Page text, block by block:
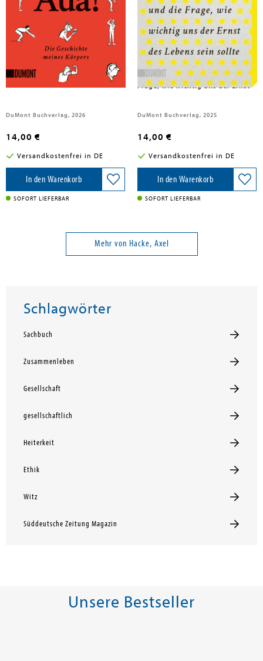
Hacke, Axel
Aua!
DuMont Buchverlag, 2026
14,00 €
Versandkostenfrei in DE
In den Warenkorb
SOFORT LIEFERBAR
Hacke, Axel
Über die Heiterkeit in
schwierigen Zeiten und die
Frage, wie wichtig uns der Ernst
DuMont Buchverlag, 2025
14,00 €
Versandkostenfrei in DE
In den Warenkorb
SOFORT LIEFERBAR
Mehr von Hacke, Axel
Schlagwörter
Sachbuch
Zusammenleben
Gesellschaft
gesellschaftlich
Heiterkeit
Ethik
Witz
Süddeutsche Zeitung Magazin
Unsere Bestseller